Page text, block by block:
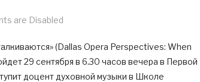
are Disabled
(Dallas Opera Perspectives: When
29 сентября в 6.30 часов вечера в Первой
доцент духовной музыки в Школе